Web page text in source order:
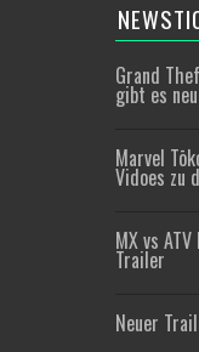
Grand
gibt es
Marvel
Vidoes zu
MX vs
Trailer
Neuer